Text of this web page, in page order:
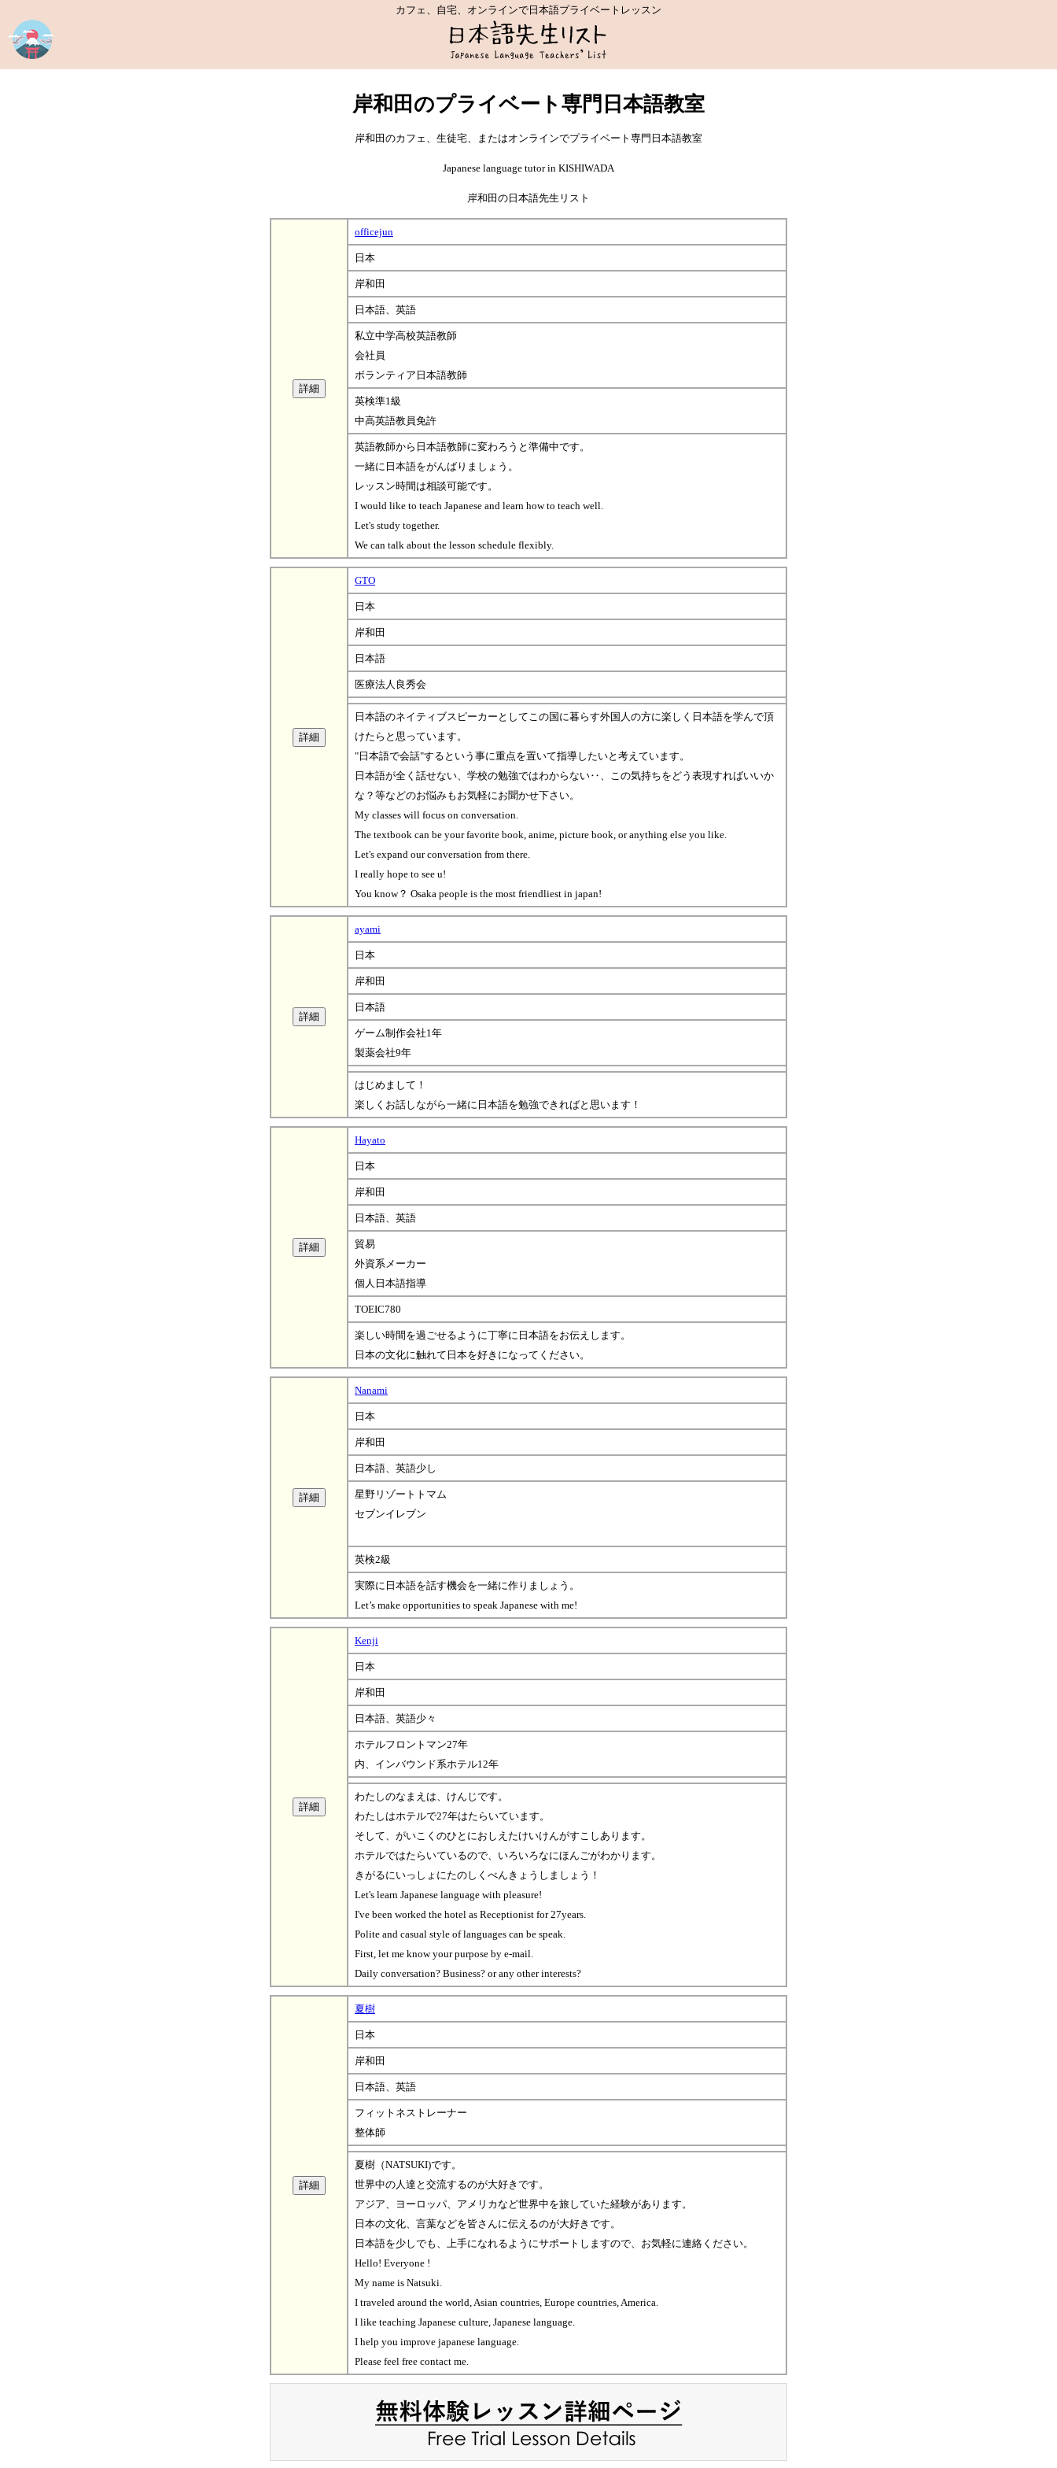
カフェ、自宅、オンラインで日本語プライベートレッスン
岸和田のプライベート専門日本語教室
岸和田のカフェ、生徒宅、またはオンラインでプライベート専門日本語教室
Japanese language tutor in KISHIWADA
岸和田の日本語先生リスト
officejun
日本
岸和田
日本語、英語
私立中学高校英語教師
会社員
ボランティア日本語教師
英検準1級
中高英語教員免許
英語教師から日本語教師に変わろうと準備中です。
一緒に日本語をがんばりましょう。
レッスン時間は相談可能です。
I would like to teach Japanese and learn how to teach well.
Let's study together.
We can talk about the lesson schedule flexibly.
GTO
日本
岸和田
日本語
医療法人良秀会
日本語のネイティブスピーカーとしてこの国に暮らす外国人の方に楽しく日本語を学んで頂
けたらと思っています。
"日本語で会話"するという事に重点を置いて指導したいと考えています。
日本語が全く話せない、学校の勉強ではわからない‥、この気持ちをどう表現すればいいか
な？等などのお悩みもお気軽にお聞かせ下さい。
My classes will focus on conversation.
The textbook can be your favorite book, anime, picture book, or anything else you like.
Let's expand our conversation from there.
I really hope to see u!
You know？ Osaka people is the most friendliest in japan!
ayami
日本
岸和田
日本語
ゲーム制作会社1年
製薬会社9年
はじめまして！
楽しくお話しながら一緒に日本語を勉強できればと思います！
Hayato
日本
岸和田
日本語、英語
貿易
外資系メーカー
個人日本語指導
TOEIC780
楽しい時間を過ごせるように丁寧に日本語をお伝えします。
日本の文化に触れて日本を好きになってください。
Nanami
日本
岸和田
日本語、英語少し
星野リゾートトマム
セブンイレブン
英検2級
実際に日本語を話す機会を一緒に作りましょう。
Let’s make opportunities to speak Japanese with me!
Kenji
日本
岸和田
日本語、英語少々
ホテルフロントマン27年
内、インバウンド系ホテル12年
わたしのなまえは、けんじです。
わたしはホテルで27年はたらいています。
そして、がいこくのひとにおしえたけいけんがすこしあります。
ホテルではたらいているので、いろいろなにほんごがわかります。
きがるにいっしょにたのしくべんきょうしましょう！
Let's learn Japanese language with pleasure!
I've been worked the hotel as Receptionist for 27years.
Polite and casual style of languages can be speak.
First, let me know your purpose by e-mail.
Daily conversation? Business? or any other interests?
夏樹
日本
岸和田
日本語、英語
フィットネストレーナー
整体師
夏樹（NATSUKI)です。
世界中の人達と交流するのが大好きです。
アジア、ヨーロッパ、アメリカなど世界中を旅していた経験があります。
日本の文化、言葉などを皆さんに伝えるのが大好きです。
日本語を少しでも、上手になれるようにサポートしますので、お気軽に連絡ください。
Hello! Everyone !
My name is Natsuki.
I traveled around the world, Asian countries, Europe countries, America.
I like teaching Japanese culture, Japanese language.
I help you improve japanese language.
Please feel free contact me.